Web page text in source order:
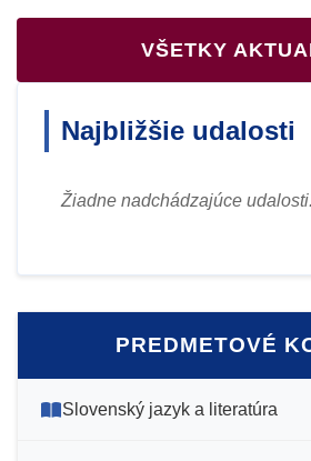
VŠETKY
Najbližšie udalosti
Žiadne nadchádzajúce udalosti.
PREDMETOVÉ
Slovenský jazyk a literatúra